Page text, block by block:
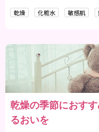
乾燥 化粧水 敏感肌
乾燥の季節におす
るおいを